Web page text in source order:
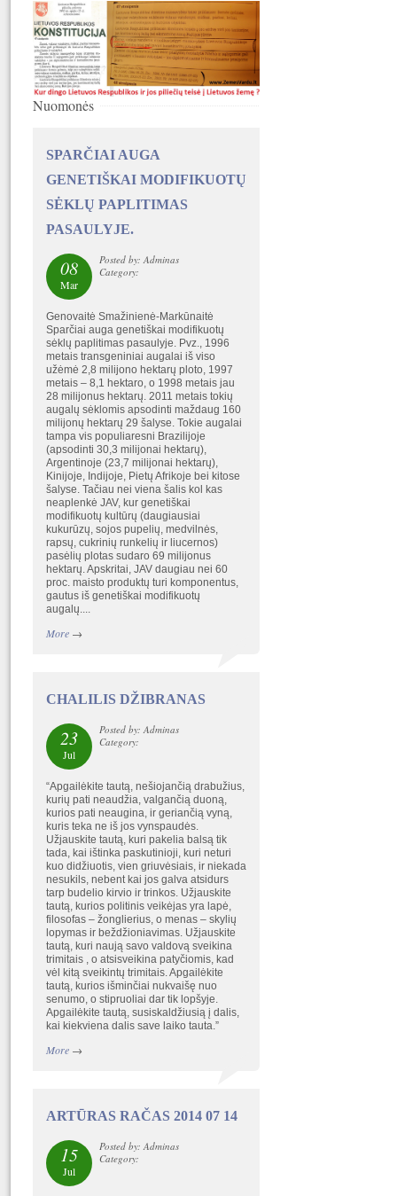
Nuomonės
SPARČIAI AUGA
GENETIŠKAI MODIFIKUOTŲ
SĖKLŲ PAPLITIMAS
PASAULYJE.
08
Mar
Posted by: Adminas
Category:
Genovaitė Smažinienė-Markūnaitė
Sparčiai auga genetiškai modifikuotų
sėklų paplitimas pasaulyje. Pvz., 1996
metais transgeniniai augalai iš viso
užėmė 2,8 milijono hektarų ploto, 1997
metais – 8,1 hektaro, o 1998 metais jau
28 milijonus hektarų. 2011 metais tokių
augalų sėklomis apsodinti maždaug 160
milijonų hektarų 29 šalyse. Tokie augalai
tampa vis populiaresni Brazilijoje
(apsodinti 30,3 milijonai hektarų),
Argentinoje (23,7 milijonai hektarų),
Kinijoje, Indijoje, Pietų Afrikoje bei kitose
šalyse. Tačiau nei viena šalis kol kas
neaplenkė JAV, kur genetiškai
modifikuotų kultūrų (daugiausiai
kukurūzų, sojos pupelių, medvilnės,
rapsų, cukrinių runkelių ir liucernos)
pasėlių plotas sudaro 69 milijonus
hektarų. Apskritai, JAV daugiau nei 60
proc. maisto produktų turi komponentus,
gautus iš genetiškai modifikuotų
augalų....
More→
CHALILIS DŽIBRANAS
23
Jul
Posted by: Adminas
Category:
“Apgailėkite tautą, nešiojančią drabužius,
kurių pati neaudžia, valgančią duoną,
kurios pati neaugina, ir geriančią vyną,
kuris teka ne iš jos vynspaudės.
Užjauskite tautą, kuri pakelia balsą tik
tada, kai ištinka paskutinioji, kuri neturi
kuo didžiuotis, vien griuvėsiais, ir niekada
nesukils, nebent kai jos galva atsidurs
tarp budelio kirvio ir trinkos. Užjauskite
tautą, kurios politinis veikėjas yra lapė,
filosofas – žonglierius, o menas – skylių
lopymas ir beždžioniavimas. Užjauskite
tautą, kuri naują savo valdovą sveikina
trimitais , o atsisveikina patyčiomis, kad
vėl kitą sveikintų trimitais. Apgailėkite
tautą, kurios išminčiai nukvaišę nuo
senumo, o stipruoliai dar tik lopšyje.
Apgailėkite tautą, susiskaldžiusią į dalis,
kai kiekviena dalis save laiko tauta.”
More→
ARTŪRAS RAČAS 2014 07 14
15
Jul
Posted by: Adminas
Category: